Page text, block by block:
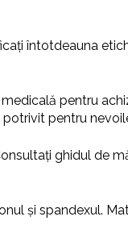
întotdeauna
pentru
pentru
ghidul de
și spandexul.